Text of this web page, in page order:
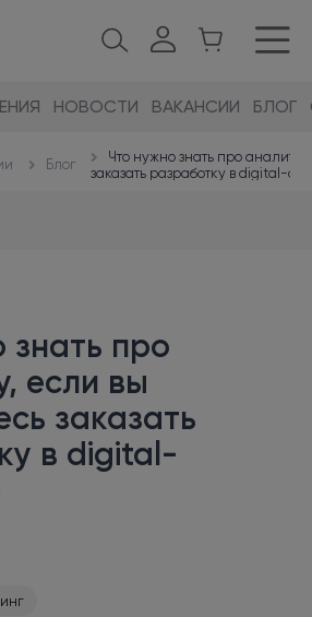
НОВОСТИ ВАКАНСИИ БЛОГ
Блог
Что нужно знать про
заказать разработку в digital-
знать про
если вы
заказать
в digital-